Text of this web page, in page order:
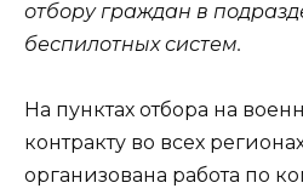
отбору граждан в
беспилотных систем.
На пунктах отбора на
контракту во всех
организована работа по